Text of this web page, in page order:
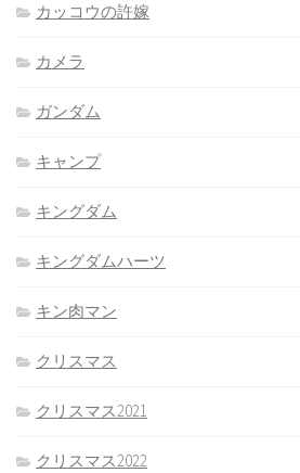
カッコウの許嫁
カメラ
ガンダム
キャンプ
キングダム
キングダムハーツ
キン肉マン
クリスマス
クリスマス2021
クリスマス2022